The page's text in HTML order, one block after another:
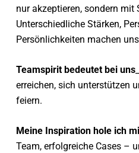
nur akzeptieren, sondern mit
Unterschiedliche Stärken,
Persönlichkeiten machen
Teamspirit bedeutet bei uns
erreichen, sich unterstützen
feiern.
Meine Inspiration hole ich
Team, erfolgreiche Cases –